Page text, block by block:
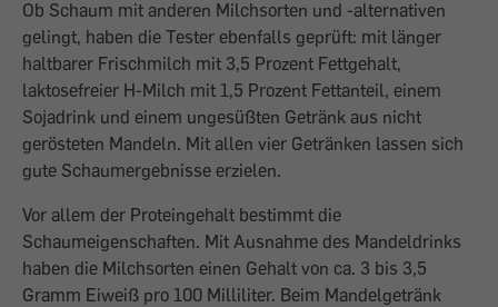
Ob Schaum mit anderen Milchsorten und -alternativen
gelingt, haben die Tester ebenfalls geprüft: mit länger
haltbarer Frischmilch mit 3,5 Prozent Fettgehalt,
laktosefreier H-Milch mit 1,5 Prozent Fettanteil, ­einem
Sojadrink und einem ungesüßten ­Getränk aus nicht
gerösteten Mandeln. Mit allen vier Getränken lassen sich
gute Schaum­ergebnisse erzielen.
Vor allem der Proteingehalt bestimmt die
Schaumeigenschaften. Mit Ausnahme des Mandeldrinks
haben die Milchsorten einen Gehalt von ca. 3 bis 3,5
Gramm Eiweiß pro 100 Milliliter. Beim Mandelgetränk